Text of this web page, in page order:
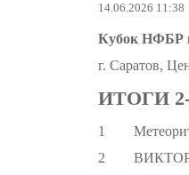
14.06.2026 11:38
Кубок НФБР
г. Саратов,
ИТОГИ
1 Метеорит
2